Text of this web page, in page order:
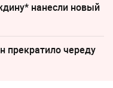
нанесли новый
прекратило череду